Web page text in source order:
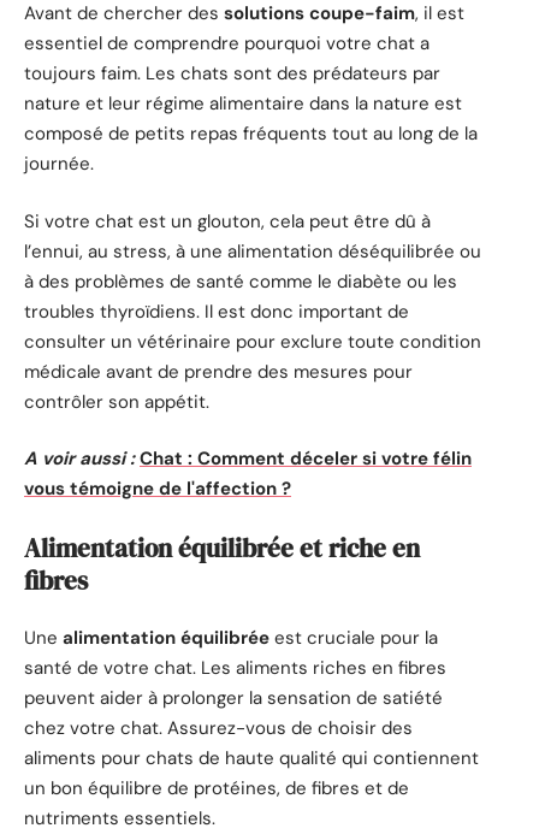
Avant de chercher des solutions coupe-faim, il est
essentiel de comprendre pourquoi votre chat a
toujours faim. Les chats sont des prédateurs par
nature et leur régime alimentaire dans la nature est
composé de petits repas fréquents tout au long de la
journée.
Si votre chat est un glouton, cela peut être dû à
l’ennui, au stress, à une alimentation déséquilibrée ou
à des problèmes de santé comme le diabète ou les
troubles thyroïdiens. Il est donc important de
consulter un vétérinaire pour exclure toute condition
médicale avant de prendre des mesures pour
contrôler son appétit.
A voir aussi : Chat : Comment déceler si votre félin
vous témoigne de l'affection ?
Alimentation équilibrée et riche en
fibres
Une alimentation équilibrée est cruciale pour la
santé de votre chat. Les aliments riches en fibres
peuvent aider à prolonger la sensation de satiété
chez votre chat. Assurez-vous de choisir des
aliments pour chats de haute qualité qui contiennent
un bon équilibre de protéines, de fibres et de
nutriments essentiels.